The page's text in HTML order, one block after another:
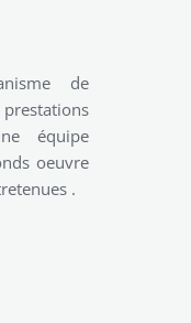
de
équipe
oeuvre
.